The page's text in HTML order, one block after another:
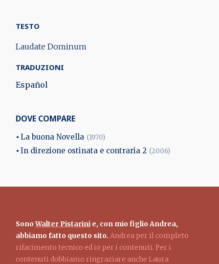
TESTO
Laudate Dominum
TRADUZIONI
Español
DOVE COMPARE
La buona Novella (1970)
In direzione ostinata e contraria 2 (2006)
SonoWalter Pistarini e, con mio figlio Andrea,
abbiamo fatto questo sito. Andrea per il completo
rifacimento tecnico ed io per i contenuti. Per i
contenuti dobbiamo ringraziare anche Laura